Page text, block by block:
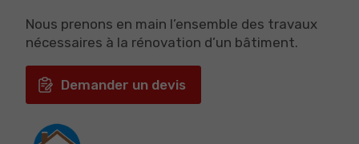
Nous prenons en main l’ensemble des travaux
nécessaires à la rénovation d’un bâtiment.
Demander un devis